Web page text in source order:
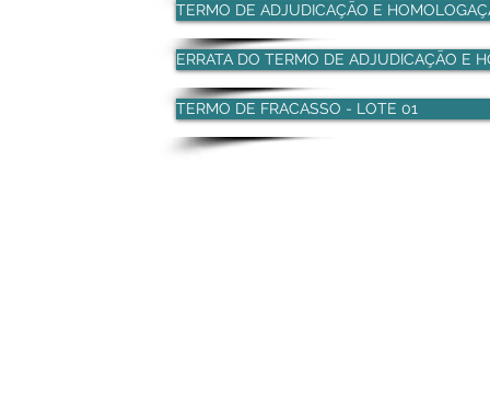
TERMO DE ADJUDICAÇÃO E
ERRATA DO TERMO DE ADJUDICAÇÃO E
TERMO DE FRACASSO - LOTE 01